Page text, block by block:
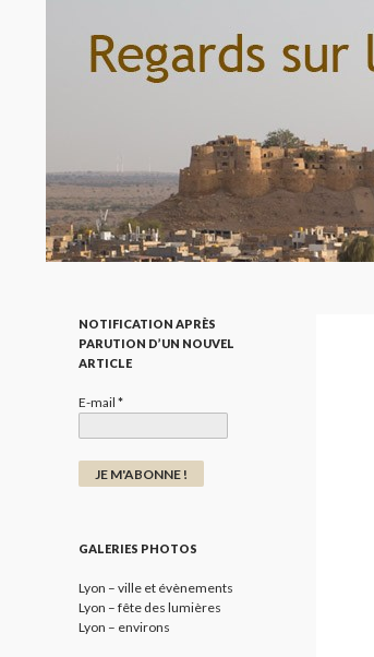
NOTIFICATION APRÈS
PARUTION D’UN NOUVEL
ARTICLE
E-mail *
GALERIES PHOTOS
Lyon – ville et évènements
Lyon – fête des lumières
Lyon – environs